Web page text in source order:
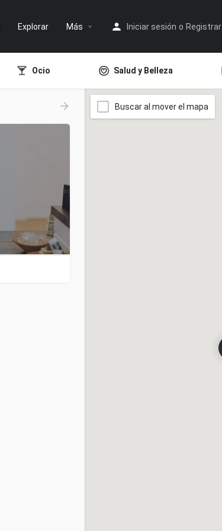
Explorar Más Iniciar sesión o Registrar
Ocio Salud y Belleza
Buscar al mover el mapa